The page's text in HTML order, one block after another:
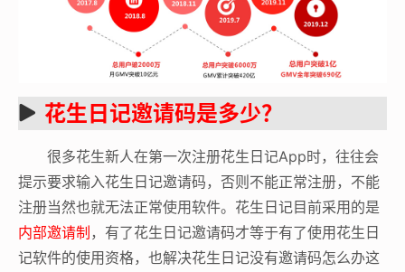
花生日记邀请码是多少？
很多花生新人在第一次注册花生日记App时，往往会
提示要求输入花生日记邀请码，否则不能正常注册，不能
注册当然也就无法正常使用软件。花生日记目前采用的是
内部邀请制，有了花生日记邀请码才等于有了使用花生日
记软件的使用资格，也解决花生日记没有邀请码怎么办这